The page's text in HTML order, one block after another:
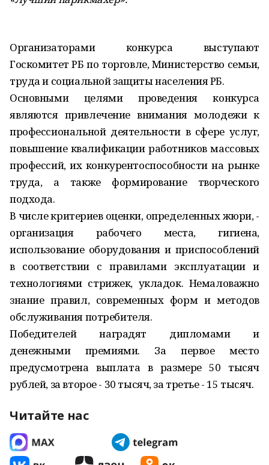
Организаторами конкурса выступают
Госкомитет РБ по торговле, Министерство семьи,
труда и социальной защиты населения РБ.
Основными целями проведения конкурса
являются привлечение внимания молодежи к
профессиональной деятельности в сфере услуг,
повышение квалификации работников массовых
профессий, их конкурентоспособности на рынке
труда, а также формирование творческого
подхода.
В числе критериев оценки, определенных жюри, -
организация рабочего места, гигиена,
использование оборудования и приспособлений
в соответствии с правилами эксплуатации и
технологиями стрижек, укладок. Немаловажно
знание правил, современных форм и методов
обслуживания потребителя.
Победителей наградят дипломами и
денежными премиями. За первое место
предусмотрена выплата в размере 50 тысяч
рублей, за второе - 30 тысяч, за третье - 15 тысяч.
Читайте нас